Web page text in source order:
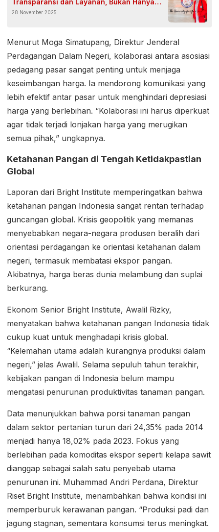
Iuran
28 November 2025
Menurut Moga Simatupang, Direktur Jenderal
Perdagangan Dalam Negeri, kolaborasi antara asosiasi
pedagang pasar sangat penting untuk menjaga
keseimbangan harga. Ia mendorong komunikasi yang
lebih efektif antar pasar untuk menghindari depresiasi
harga yang berlebihan. “Kolaborasi ini harus diperkuat
agar tidak terjadi lonjakan harga yang merugikan
semua pihak,” ungkapnya.
Ketahanan Pangan di Tengah Ketidakpastian
Global
Laporan dari Bright Institute memperingatkan bahwa
ketahanan pangan Indonesia sangat rentan terhadap
guncangan global. Krisis geopolitik yang memanas
menyebabkan negara-negara produsen beralih dari
orientasi perdagangan ke orientasi ketahanan dalam
negeri, termasuk membatasi ekspor pangan.
Akibatnya, harga beras dunia melambung dan suplai
berkurang.
Ekonom Senior Bright Institute, Awalil Rizky,
menyatakan bahwa ketahanan pangan Indonesia tidak
cukup kuat untuk menghadapi krisis global.
“Kelemahan utama adalah kurangnya produksi dalam
negeri,” jelas Awalil. Selama sepuluh tahun terakhir,
kebijakan pangan di Indonesia belum mampu
mengatasi penurunan produktivitas tanaman pangan.
Data menunjukkan bahwa porsi tanaman pangan
dalam sektor pertanian turun dari 24,35% pada 2014
menjadi hanya 18,02% pada 2023. Fokus yang
berlebihan pada komoditas ekspor seperti kelapa sawit
dianggap sebagai salah satu penyebab utama
penurunan ini. Muhammad Andri Perdana, Direktur
Riset Bright Institute, menambahkan bahwa kondisi ini
memperburuk kerawanan pangan. “Produksi padi dan
jagung stagnan, sementara konsumsi terus meningkat.